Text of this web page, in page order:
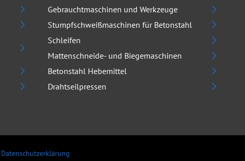
Gebrauchtmaschinen und Werkzeuge
Stumpfschweißmaschinen für Betonstahl
Schleifen
Mattenschneide- und Biegemaschinen
Betonstahl Hebemittel
Drahtseilpressen
Datenschutzerklärung